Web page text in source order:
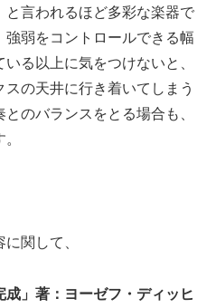
と言われるほど多彩な楽器で
強弱をコントロールできる幅
いる以上に気をつけないと、
の天井に行き着いてしまう
とのバランスをとる場合も、
。
関して、
成」著：ヨーゼフ・ディッヒ